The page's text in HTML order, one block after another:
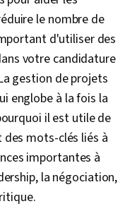
le nombre de
d'utiliser des
votre candidature
gestion de projets
englobe à la fois la
il est utile de
mots-clés liés à
importantes à
la négociation,